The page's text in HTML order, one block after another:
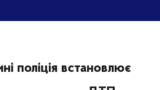
поліція встановлює